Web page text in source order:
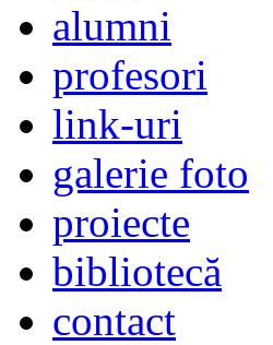
alumni
profesori
link-uri
galerie foto
proiecte
bibliotecă
contact